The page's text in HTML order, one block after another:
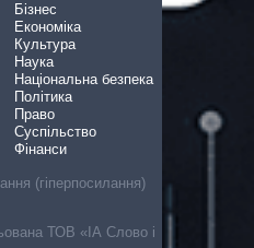
Бізнес
Економіка
Культура
Наука
Національна безпека
Політика
Право
Суспільство
Фінанси
(гіперпосилання)
ТОВ «ІА Слово і